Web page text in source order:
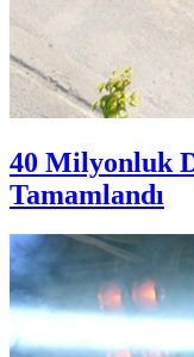
40 Milyonluk
Tamamlandı